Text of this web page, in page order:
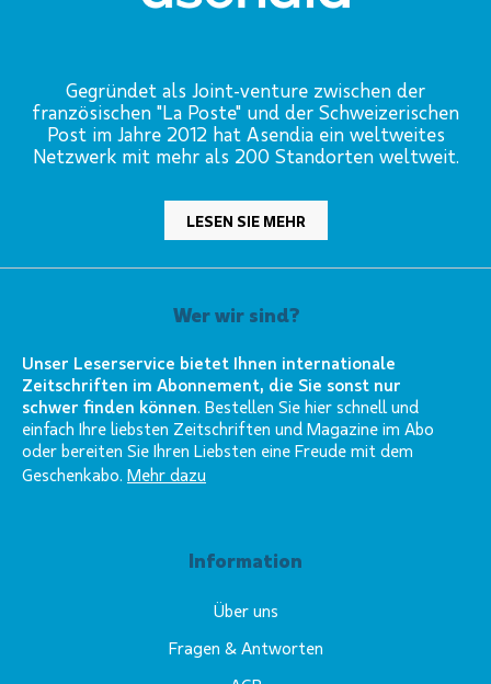
Gegründet als Joint-venture zwischen der
französischen "La Poste" und der Schweizerischen
Post im Jahre 2012 hat Asendia ein weltweites
Netzwerk mit mehr als 200 Standorten weltweit.
LESEN SIE MEHR
Wer wir sind?
Unser Leserservice bietet Ihnen internationale
Zeitschriften im Abonnement, die Sie sonst nur
schwer finden können. Bestellen Sie hier schnell und
einfach Ihre liebsten Zeitschriften und Magazine im Abo
oder bereiten Sie Ihren Liebsten eine Freude mit dem
Geschenkabo. Mehr dazu
Information
Über uns
Fragen & Antworten